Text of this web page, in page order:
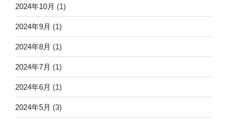
2024年10月 (1)
2024年9月 (1)
2024年8月 (1)
2024年7月 (1)
2024年6月 (1)
2024年5月 (3)